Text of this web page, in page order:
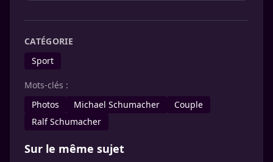
CATÉGORIE
Sport
Mots-clés :
Photos
Michael Schumacher
Couple
Ralf Schumacher
Sur le même sujet